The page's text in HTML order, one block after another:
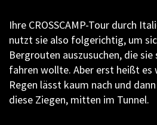
Ihre CROSSCAMP-Tour durch
nutzt sie also folgerichtig, um
Bergrouten auszusuchen, die
fahren wollte. Aber erst heißt es
Regen lässt kaum nach und
diese Ziegen, mitten im Tunnel.